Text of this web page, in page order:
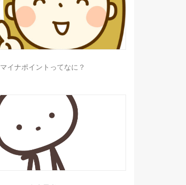
マイナポイントってなに？